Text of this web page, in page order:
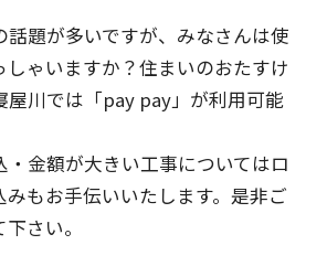
話題が多いですが、みなさんは使
しゃいますか？住まいのおたすけ
屋川では「pay pay」が利用可能
金額が大きい工事についてはロ
みもお手伝いいたします。是非ご
さい。